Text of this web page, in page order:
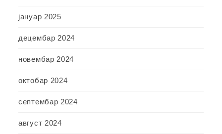
јануар 2025
децембар 2024
новембар 2024
октобар 2024
септембар 2024
август 2024